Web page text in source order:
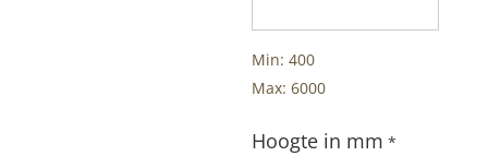
Min: 400
Max: 6000
Hoogte in mm *